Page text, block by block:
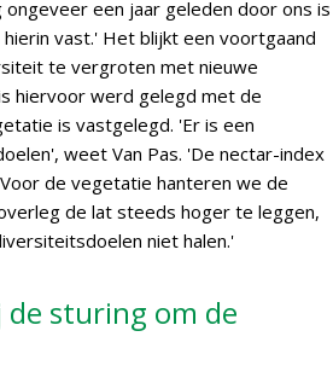
ongeveer een jaar geleden door ons is
vast.' Het blijkt een voortgaand
te vergroten met nieuwe
hiervoor werd gelegd met de
is vastgelegd. 'Er is een
weet Van Pas. 'De nectar-index
de vegetatie hanteren we de
de lat steeds hoger te leggen,
niet halen.'
de sturing om de